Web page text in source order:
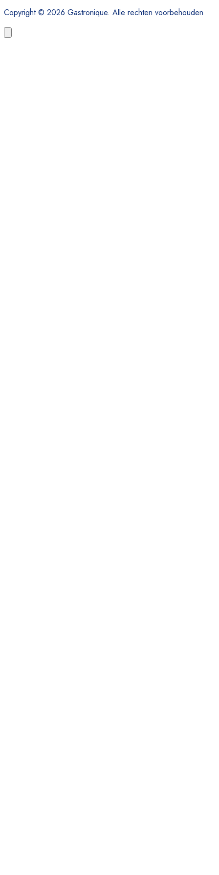
Copyright © 2026 Gastronique. Alle rechten voorbehouden